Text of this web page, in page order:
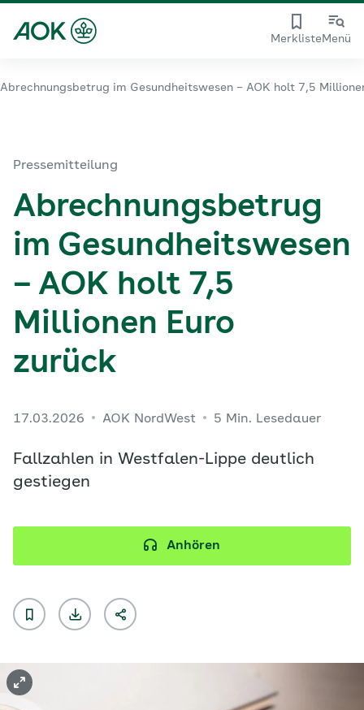
MerklisteMenü
Abrechnungsbetrug im Gesundheitswesen – AOK holt 7,5
Pressemitteilung
Abrechnungsbetrug
im Gesundheitswesen
– AOK holt 7,5
Millionen Euro
zurück
17.03.2026 AOK NordWest 5 Min. Lesedauer
Fallzahlen in Westfalen-Lippe deutlich
gestiegen
Anhören